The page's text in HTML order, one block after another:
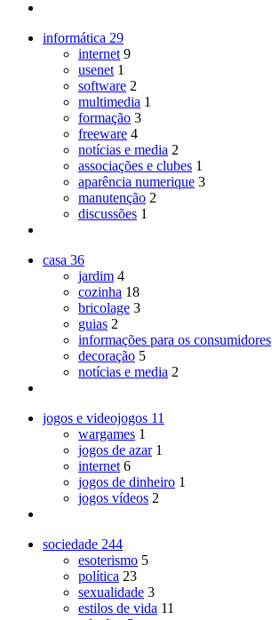
informática 29
internet 9
usenet 1
software 2
multimedia 1
formação 3
freeware 4
notícias e media 2
associações e clubes 1
aparência numerique 3
manutenção 2
discussões 1
casa 36
jardim 4
cozinha 18
bricolage 3
guias 2
informações para os consumidores
decoração 5
notícias e media 2
jogos e videojogos 11
wargames 1
jogos de azar 1
internet 6
jogos de dinheiro 1
jogos vídeos 2
sociedade 244
esoterismo 5
política 23
sexualidade 3
estilos de vida 11